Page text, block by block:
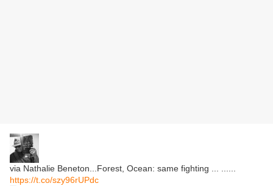
via Nathalie Beneton...Forest, Ocean: same fighting ... ......
https://t.co/szy96rUPdc